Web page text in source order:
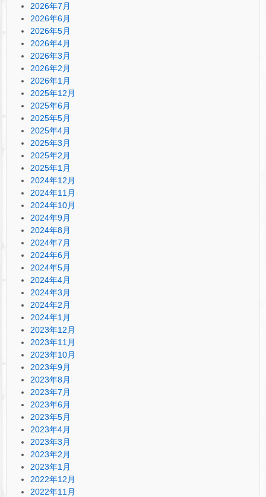
2026年7月
2026年6月
2026年5月
2026年4月
2026年3月
2026年2月
2026年1月
2025年12月
2025年6月
2025年5月
2025年4月
2025年3月
2025年2月
2025年1月
2024年12月
2024年11月
2024年10月
2024年9月
2024年8月
2024年7月
2024年6月
2024年5月
2024年4月
2024年3月
2024年2月
2024年1月
2023年12月
2023年11月
2023年10月
2023年9月
2023年8月
2023年7月
2023年6月
2023年5月
2023年4月
2023年3月
2023年2月
2023年1月
2022年12月
2022年11月